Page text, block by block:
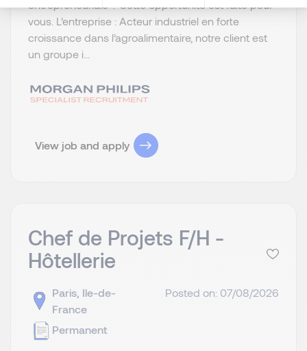
vous. L’entreprise : Acteur industriel en forte
croissance dans l’agroalimentaire, notre client est
un groupe i...
View job and apply
Chef de Projets F/H -
Hôtellerie
Paris, Ile-de-
France
Permanent
Posted on: 07/08/2026